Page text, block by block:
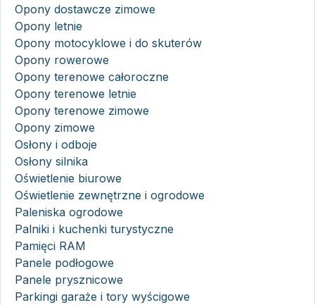
Opony dostawcze zimowe
Opony letnie
Opony motocyklowe i do skuterów
Opony rowerowe
Opony terenowe całoroczne
Opony terenowe letnie
Opony terenowe zimowe
Opony zimowe
Osłony i odboje
Osłony silnika
Oświetlenie biurowe
Oświetlenie zewnętrzne i ogrodowe
Paleniska ogrodowe
Palniki i kuchenki turystyczne
Pamięci RAM
Panele podłogowe
Panele prysznicowe
Parkingi garaże i tory wyścigowe